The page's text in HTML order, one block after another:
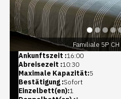
Familiale 5P
Ankunftszeit :16:00
Abreisezeit :10:30
Maximale Kapazität:5
Bestätigung :Sofort
Einzelbett(en):1